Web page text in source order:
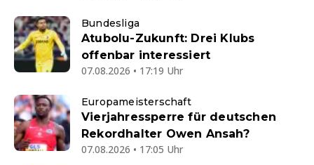
Bundesliga
Atubolu-Zukunft: Drei Klubs
offenbar interessiert
07.08.2026 • 17:19 Uhr
Europameisterschaft
Vierjahressperre für deutschen
Rekordhalter Owen Ansah?
07.08.2026 • 17:05 Uhr